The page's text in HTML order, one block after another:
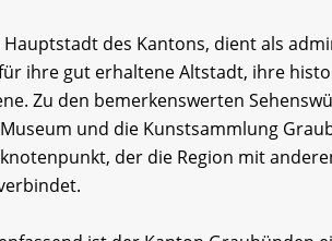
Hauptstadt des Kantons, dient als
ihre gut erhaltene Altstadt, ihre
Zu den bemerkenswerten
und die Kunstsammlung
der die Region mit